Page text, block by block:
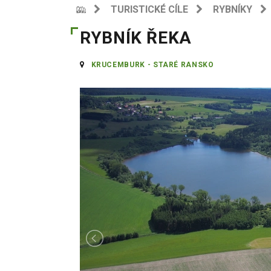
TURISTICKÉ CÍLE RYBNÍKY
RYBNÍK ŘEKA
KRUCEMBURK - STARÉ RANSKO